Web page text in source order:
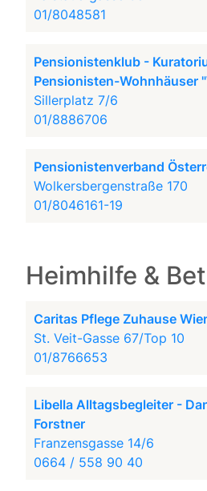
01/8048581
Pensionistenklub -
Pensionisten-Wohnhäuser
Sillerplatz 7/6
01/8886706
Pensionistenverband
Wolkersbergenstraße 170
01/8046161-19
Heimhilfe &
Caritas Pflege Zuhause
St. Veit-Gasse 67/Top 10
01/8766653
Libella Alltagsbegleiter -
Forstner
Franzensgasse 14/6
0664 / 558 90 40